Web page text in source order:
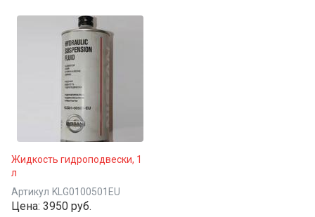
Жидкость гидроподвески, 1
л
Артикул KLG0100501EU
Цена: 3950 руб.